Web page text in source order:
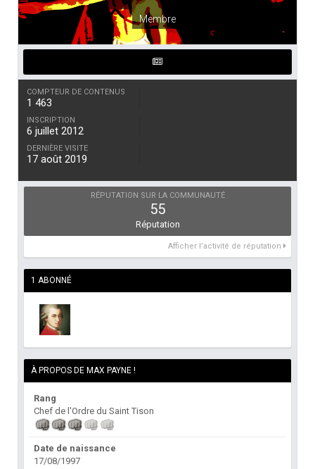
Membre
COMPTEUR DE CONTENUS
1 463
INSCRIPTION
6 juillet 2012
DERNIÈRE VISITE
17 août 2019
RÉPUTATION SUR LA COMMUNAUTÉ
55
Réputation
Afficher l’activité de réputation
1 ABONNÉ
À PROPOS DE MAX PAYNE !
Rang
Chef de l'Ordre du Saint Tison
Date de naissance
17/08/1997